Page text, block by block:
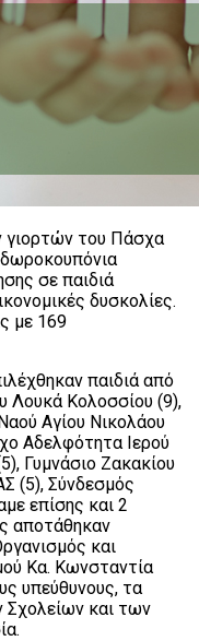
γιορτών του Πάσχα
σε παιδιά
δυσκολίες.
με 169
παιδιά από
Λουκά Κολοσσίου (9),
Αγίου Νικολάου
Αδελφότητα Ιερού
Γυμνάσιο Ζακακίου
(5), Σύνδεσμός
επίσης και 2
αποτάθηκαν
και
Κα. Κωνσταντία
υπεύθυνους, τα
Σχολείων και των